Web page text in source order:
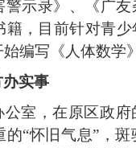
警示录》、《广友
籍，目前针对青
编写《人体数学
实事
公室，在原区政
的“怀旧气息” ，